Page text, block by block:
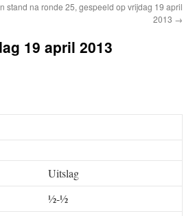
stand na ronde 25, gespeeld op vrijdag 19 april
2013 →
19 april 2013
Uitslag
½-½